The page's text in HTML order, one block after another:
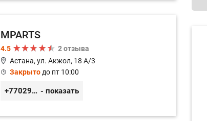
MPARTS
4.5
2 отзыва
Астана, ул. Акжол, 18 А/3
Закрытодо пт 10:00
+77029352979 - показать